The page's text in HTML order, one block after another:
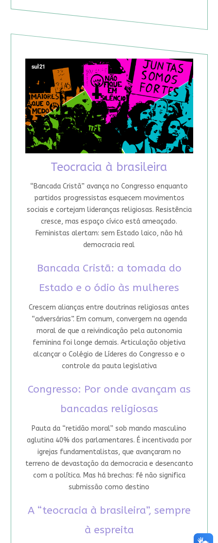
Teocracia à brasileira
“Bancada Cristã” avança no Congresso enquanto
partidos progressistas esquecem movimentos
sociais e cortejam lideranças religiosas. Resistência
cresce, mas espaço cívico está ameaçado.
Feministas alertam: sem Estado laico, não há
democracia real
Bancada Cristã: a tomada do
Estado e o ódio às mulheres
Crescem alianças entre doutrinas religiosas antes
“adversárias”. Em comum, convergem na agenda
moral de que a reivindicação pela autonomia
feminina foi longe demais. Articulação objetiva
alcançar o Colégio de Líderes do Congresso e o
controle da pauta legislativa
Congresso: Por onde avançam as
bancadas religiosas
Pauta da “retidão moral” sob mando masculino
aglutina 40% dos parlamentares. É incentivada por
igrejas fundamentalistas, que avançaram no
terreno de devastação da democracia e desencanto
com a política. Mas há brechas: fé não significa
submissão como destino
A “teocracia à brasileira”, sempre
à espreita